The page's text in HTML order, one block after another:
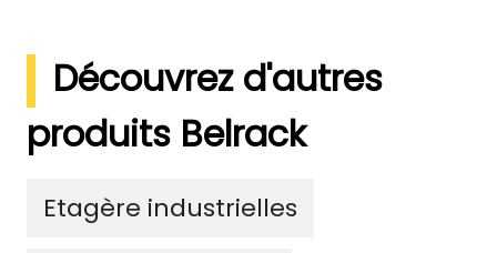
Découvrez d'autres
produits Belrack
Etagère industrielles